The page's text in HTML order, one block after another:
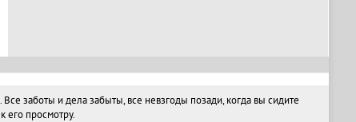
заботы и дела забыты, все невзгоды позади, когда вы сидите
его просмотру.